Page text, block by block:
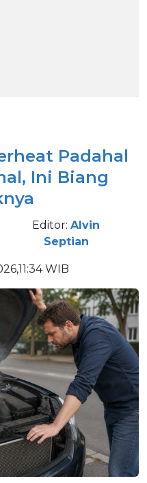
Padahal
Ini Biang
Editor:Alvin
Septian
WIB